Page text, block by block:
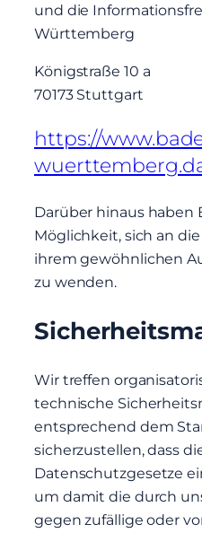
und die
Württemberg
Königstraße 10 a
70173 Stuttgart
https://
Darüber hinaus haben
Möglichkeit, sich an
ihrem gewöhnlichen
zu wenden.
Wir treffen
technische
entsprechend dem
sicherzustellen, dass
Datenschutzgesetze
um damit die durch
gegen zufällige oder